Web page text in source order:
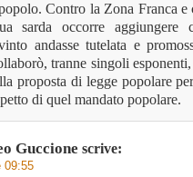
Contro la Zona Franca
sarda occorre aggiungere
andasse tutelata e
tranne singoli
proposta di legge popolare
di quel mandato popolare.
Guccione scrive:
09:55